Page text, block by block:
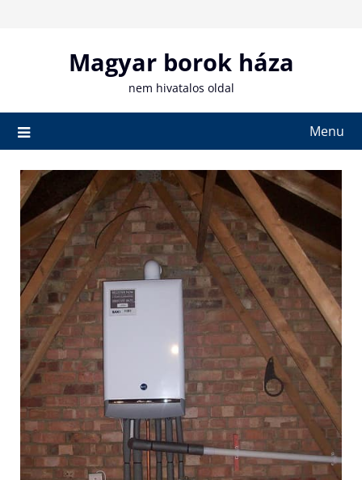
Magyar borok háza
nem hivatalos oldal
Menu